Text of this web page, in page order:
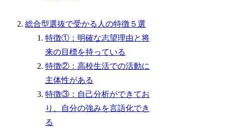
総合型選抜で受かる人の特徴５選
特徴①：明確な志望理由と将
来の目標を持っている
特徴②：高校生活での活動に
主体性がある
特徴③：自己分析ができてお
り、自分の強みを言語化でき
る